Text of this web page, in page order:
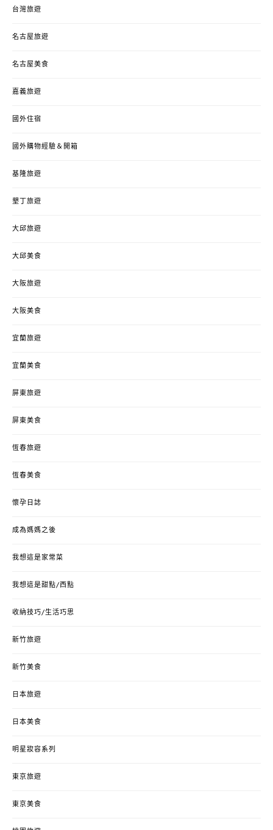
台灣旅遊
名古屋旅遊
名古屋美食
嘉義旅遊
國外住宿
國外購物經驗＆開箱
基隆旅遊
墾丁旅遊
大邱旅遊
大邱美食
大阪旅遊
大阪美食
宜蘭旅遊
宜蘭美食
屏東旅遊
屏東美食
恆春旅遊
恆春美食
懷孕日誌
成為媽媽之後
我想這是家常菜
我想這是甜點/西點
收納技巧/生活巧思
新竹旅遊
新竹美食
日本旅遊
日本美食
明星妝容系列
東京旅遊
東京美食